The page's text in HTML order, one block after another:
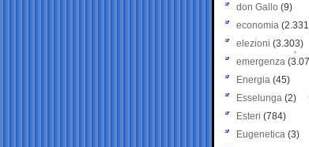
don Gallo (9)
economia
elezioni (3.303)
emergenza
Energia (45)
Esselunga (2)
Esteri (784)
Eugenetica (3)